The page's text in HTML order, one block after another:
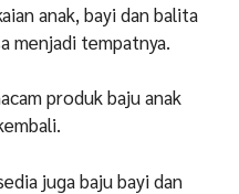
anak, bayi dan balita
menjadi tempatnya.
produk baju anak
juga baju bayi dan